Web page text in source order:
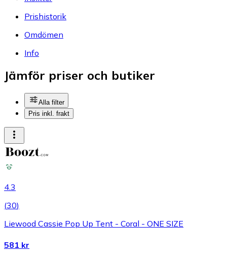
Prishistorik
Omdömen
Info
Jämför priser och butiker
Alla filter
Pris inkl. frakt
4.3
(30)
Liewood Cassie Pop Up Tent - Coral - ONE SIZE
581 kr